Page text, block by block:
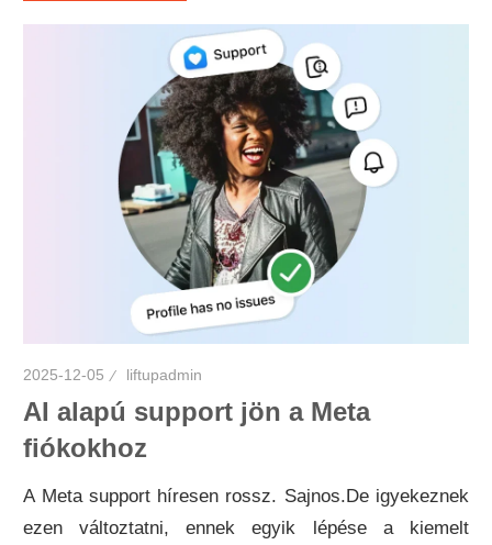
2025-12-05 liftupadmin
AI alapú support jön a Meta
fiókokhoz
A Meta support híresen rossz. Sajnos.De igyekeznek
ezen változtatni, ennek egyik lépése a kiemelt